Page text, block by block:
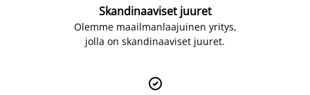
Skandinaaviset juuret
Olemme maailmanlaajuinen yritys,
jolla on skandinaaviset juuret.
